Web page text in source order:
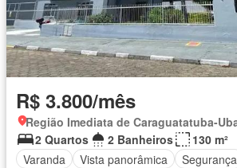
R$ 3.800/mês
2 Quartos
2 Banheiros
130 m²
Varanda
Vista panorâmica Segurança